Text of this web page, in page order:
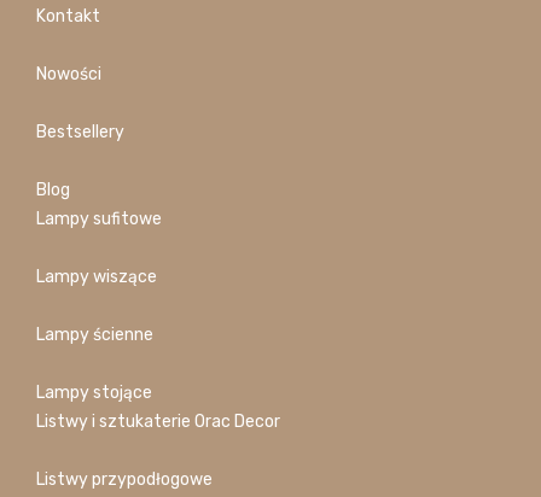
Kontakt
Nowości
Bestsellery
Blog
Lampy sufitowe
Lampy wiszące
Lampy ścienne
Lampy stojące
Listwy i sztukaterie Orac Decor
Listwy przypodłogowe